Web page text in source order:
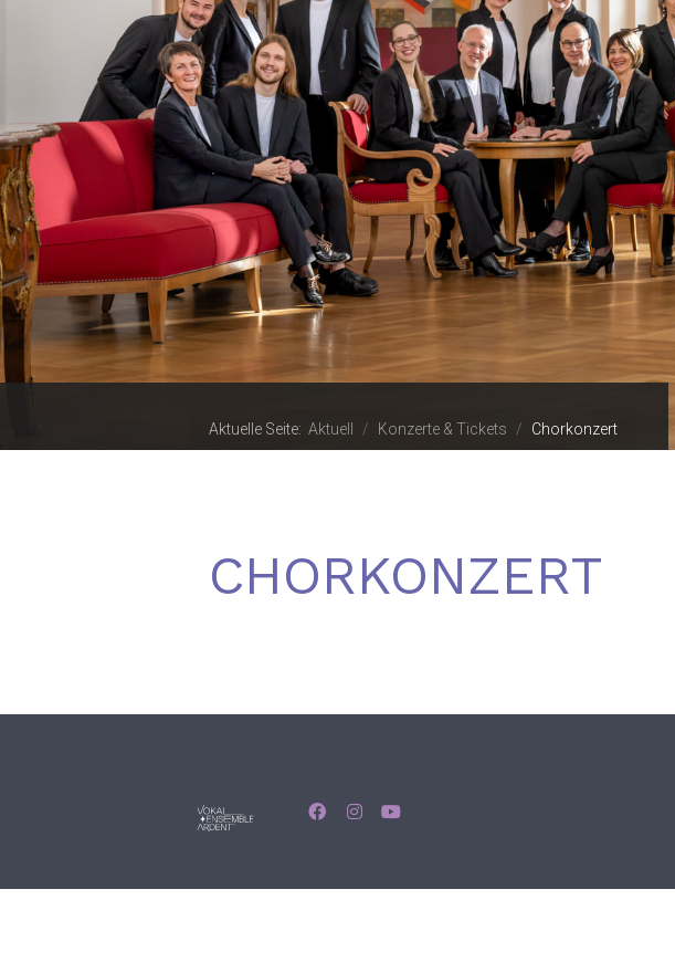
Aktuelle Seite: Aktuell Konzerte & Tickets Chorkonzert
CHORKONZERT